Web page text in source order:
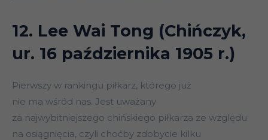
12. Lee Wai Tong (Chińczyk,
ur. 16 października 1905 r.)
Pierwszy w rankingu piłkarz, którego już
nie ma wśród nas. Jest uważany
za najwybitniejszego chińskiego piłkarza ze względu
na osiągnięcia, czyli choćby zdobycie kilku